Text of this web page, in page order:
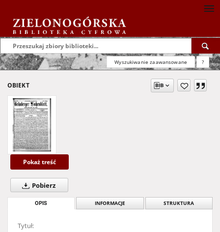
Wyszukiwanie zaawansowane ?
OBIEKT
Pokaż treść
Pobierz
OPIS INFORMACJE STRUKTURA
Tytuł: